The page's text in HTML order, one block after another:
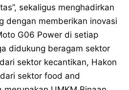
sekaligus menghadirkan
dengan memberikan inovasi
G06 Power di setiap
didukung beragam sektor
sektor kecantikan, Hakon
sektor food and